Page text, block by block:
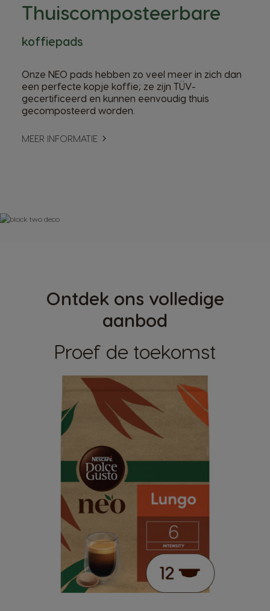
Thuiscomposteerbare
koffiepads
Onze NEO pads hebben zo veel meer in zich dan
een perfecte kopje koffie; ze zijn TÜV-
gecertificeerd en kunnen eenvoudig thuis
gecomposteerd worden.
MEER INFORMATIE
Ontdek ons volledige
aanbod
Proef de toekomst